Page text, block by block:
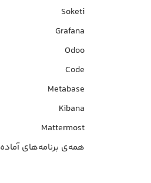
Soketi
Grafana
Odoo
Code
Metabase
Kibana
Mattermost
همه‌ی برنامه‌های آماده